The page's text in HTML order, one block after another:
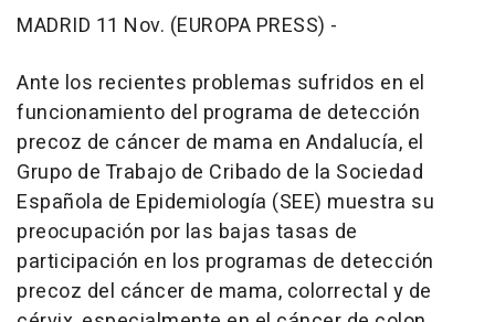
MADRID 11 Nov. (EUROPA PRESS) -
Ante los recientes problemas sufridos en el
funcionamiento del programa de detección
precoz de cáncer de mama en Andalucía, el
Grupo de Trabajo de Cribado de la Sociedad
Española de Epidemiología (SEE) muestra su
preocupación por las bajas tasas de
participación en los programas de detección
precoz del cáncer de mama, colorrectal y de